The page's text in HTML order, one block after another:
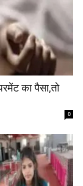
का पैसा,तो
0